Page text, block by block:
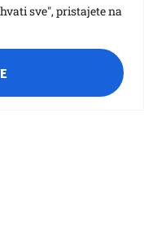
sve", pristajete na